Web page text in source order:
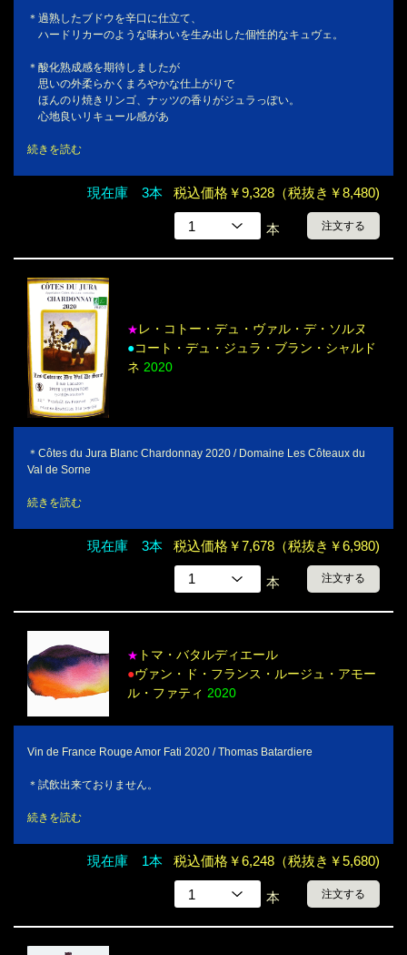
＊過熟したブドウを辛口に仕立て、
ハードリカーのような味わいを生み出した個性的なキュヴェ。
＊酸化熟成感を期待しましたが
思いの外柔らかくまろやかな仕上がりで
ほんのり焼きリンゴ、ナッツの香りがジュラっぽい。
心地良いリキュール感があ
続きを読む
現在庫 3本 税込価格￥9,328（税抜き￥8,480)
本 注文する
★ レ・コトー・デュ・ヴァル・デ・ソルヌ
●コート・デュ・ジュラ・ブラン・シャルド
ネ 2020
＊Côtes du Jura Blanc Chardonnay 2020 / Domaine Les Côteaux du
Val de Sorne
続きを読む
現在庫 3本 税込価格￥7,678（税抜き￥6,980)
本 注文する
★ トマ・バタルディエール
●ヴァン・ド・フランス・ルージュ・アモー
ル・ファティ 2020
Vin de France Rouge Amor Fati 2020 / Thomas Batardiere
＊試飲出来ておりません。
続きを読む
現在庫 1本 税込価格￥6,248（税抜き￥5,680)
本 注文する